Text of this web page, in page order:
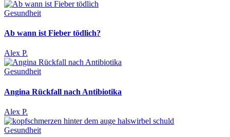
Gesundheit
Ab wann ist Fieber tödlich?
Alex P.
Gesundheit
Angina Rückfall nach Antibiotika
Alex P.
Gesundheit